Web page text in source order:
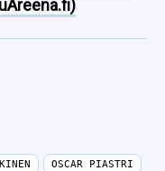
OSCAR PIASTRI